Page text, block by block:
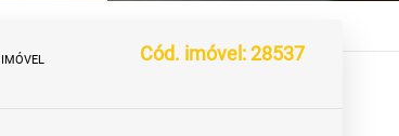
IMÓVEL Cód. imóvel: 28537